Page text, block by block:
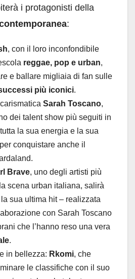
i protagonisti della
:
, con il loro inconfondibile
reggae, pop e urban,
e ballare migliaia di fan sulle
più iconici.
Sarah Toscano,
dei talent show più seguiti in
la sua energia e la sua
conquistare anche il
Brave, uno degli artisti più
scena urban italiana, salirà
sua ultima hit – realizzata
con Sarah Toscano
che l’hanno reso una vera
.
in bellezza: Rkomi, che
le classifiche con il suo